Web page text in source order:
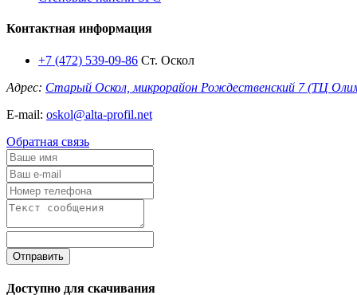
Контактная информация
+7 (472) 539-09-86 Ст. Оскол
Адрес: Старый Оскол, микрорайон Рождественский 7 (ТЦ
E-mail: oskol@alta-profil.net
Обратная связь
Отправить
Доступно для скачивания